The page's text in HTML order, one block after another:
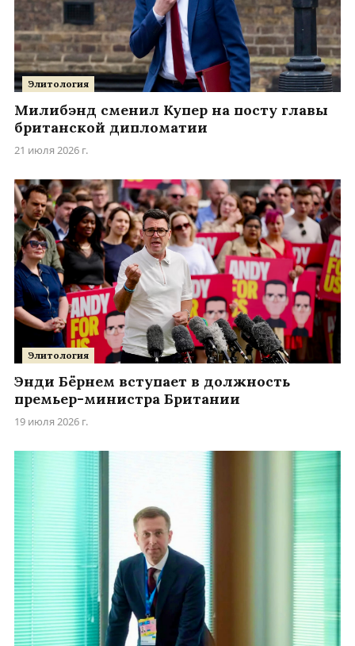
Элитология
Милибэнд сменил Купер на посту главы
британской дипломатии
21 июля 2026 г.
Элитология
Энди Бёрнем вступает в должность
премьер-министра Британии
19 июля 2026 г.